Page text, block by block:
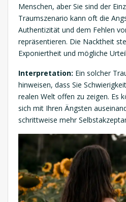
Menschen, aber Sie sind der
Traumszenario kann oft die
Authentizität und dem Fehlen
repräsentieren. Die Nacktheit
Exponiertheit und mögliche
Interpretation: Ein solcher
hinweisen, dass Sie
realen Welt offen zu zeigen. Es
sich mit Ihren Ängsten
schrittweise mehr